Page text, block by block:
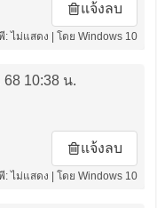
แจ้งลบ
: ไม่แสดง | โดย Windows 10
68 10:38 น.
แจ้งลบ
: ไม่แสดง | โดย Windows 10